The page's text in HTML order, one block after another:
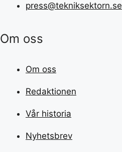
press@tekniksektorn.se
Om oss
Om oss
Redaktionen
Vår historia
Nyhetsbrev